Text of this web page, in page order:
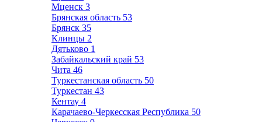
Мценск 3
Брянская область 53
Брянск 35
Клинцы 2
Дятьково 1
Забайкальский край 53
Чита 46
Туркестанская область 50
Туркестан 43
Кентау 4
Карачаево-Черкесская Республика 50